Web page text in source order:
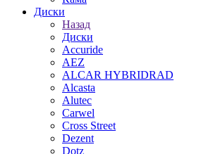
Диски
Назад
Диски
Accuride
AEZ
ALCAR HYBRIDRAD
Alcasta
Alutec
Carwel
Cross Street
Dezent
Dotz